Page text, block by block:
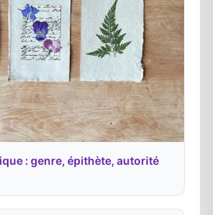
: genre, épithète, autorité